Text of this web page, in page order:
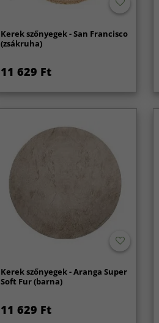
Kerek szőnyegek - San Francisco
(zsákruha)
11 629 Ft
Kerek szőnyegek - Aranga Super
Soft Fur (barna)
11 629 Ft